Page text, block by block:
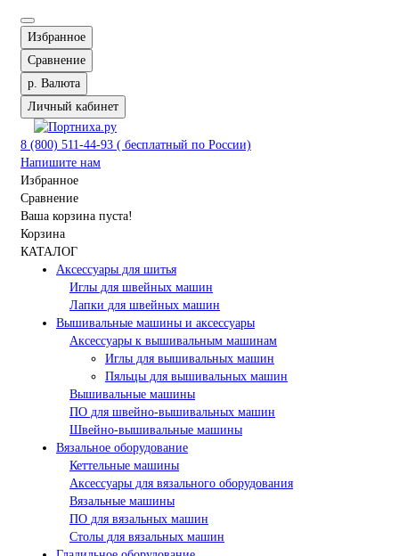
Избранное
Сравнение
р. Валюта
Личный кабинет
8 (800) 511-44-93 ( бесплатный по России)
Напишите нам
Избранное
Сравнение
Ваша корзина пуста!
Корзина
КАТАЛОГ
Аксессуары для шитья
Иглы для швейных машин
Лапки для швейных машин
Вышивальные машины и аксессуары
Аксессуары к вышивальным машинам
Иглы для вышивальных машин
Пяльцы для вышивальных машин
Вышивальные машины
ПО для швейно-вышивальных машин
Швейно-вышивальные машины
Вязальное оборудование
Кеттельные машины
Аксессуары для вязального оборудования
Вязальные машины
ПО для вязальных машин
Столы для вязальных машин